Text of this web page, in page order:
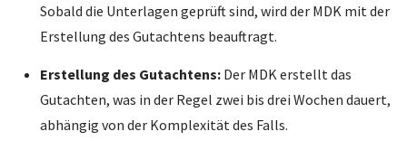
Sobald die Unterlagen geprüft sind, wird der MDK mit der
Erstellung des Gutachtens beauftragt.
Erstellung des Gutachtens:Der MDK erstellt das
Gutachten, was in der Regel zwei bis drei Wochen dauert,
abhängig von der Komplexität des Falls.